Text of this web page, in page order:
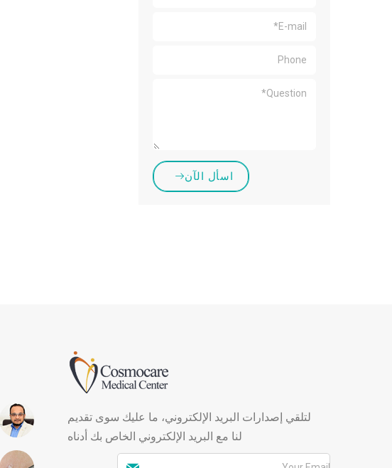
اسأل الآن
لتلقي إصدارات البريد الإلكتروني، ما عليك سوى تقديم
لنا مع البريد الإلكتروني الخاص بك أدناه